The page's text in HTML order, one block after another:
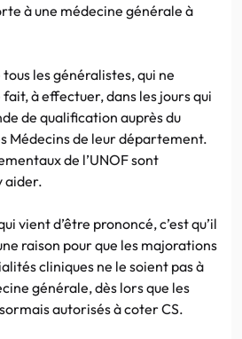
à une médecine générale à
les généralistes, qui ne
fait, à effectuer, dans les jours qui
de qualification auprès du
Médecins de leur département.
de l’UNOF sont
aider.
vient d’être prononcé, c’est qu’il
raison pour que les majorations
cliniques ne le soient pas à
générale, dès lors que les
autorisés à coter CS.